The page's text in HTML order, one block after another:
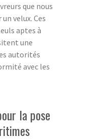
que nous
velux. Ces
aptes à
une
autorités
avec les
la pose